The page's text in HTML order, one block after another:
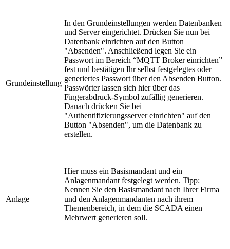
Grundeinstellung
In den Grundeinstellungen werden Datenbanken
und Server eingerichtet. Drücken Sie nun bei
Datenbank einrichten auf den Button
"Absenden". Anschließend legen Sie ein
Passwort im Bereich “MQTT Broker einrichten”
fest und bestätigen Ihr selbst festgelegtes oder
generiertes Passwort über den Absenden Button.
Passwörter lassen sich hier über das
Fingerabdruck-Symbol zufällig generieren.
Danach drücken Sie bei
"Authentifizierungsserver einrichten" auf den
Button "Absenden", um die Datenbank zu
erstellen.
Anlage
Hier muss ein Basismandant und ein
Anlagenmandant festgelegt werden. Tipp:
Nennen Sie den Basismandant nach Ihrer Firma
und den Anlagenmandanten nach ihrem
Themenbereich, in dem die SCADA einen
Mehrwert generieren soll.